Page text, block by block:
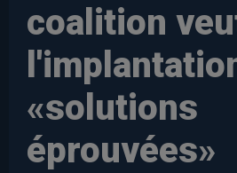
coalition
«solutions
éprouvées»